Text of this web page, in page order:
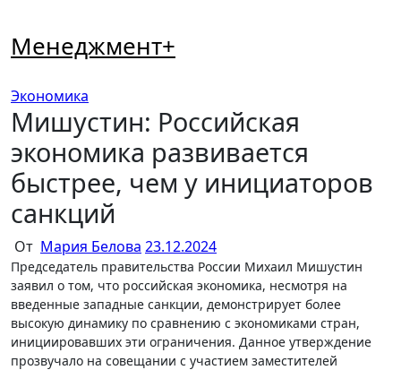
содержимому
Менеджмент+
Экономика
Мишустин: Российская
экономика развивается
быстрее, чем у инициаторов
санкций
От Мария Белова 23.12.2024
Председатель правительства России Михаил Мишустин
заявил о том, что российская экономика, несмотря на
введенные западные санкции, демонстрирует более
высокую динамику по сравнению с экономиками стран,
инициировавших эти ограничения. Данное утверждение
прозвучало на совещании с участием заместителей